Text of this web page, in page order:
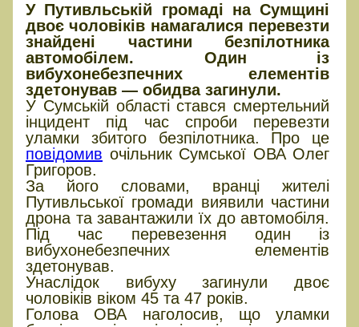
У Путивльській громаді на Сумщині
двоє чоловіків намагалися перевезти
знайдені частини безпілотника
автомобілем. Один із
вибухонебезпечних елементів
здетонував — обидва загинули.
У Сумській області стався смертельний
інцидент під час спроби перевезти
уламки збитого безпілотника. Про це
повідомив очільник Сумської ОВА Олег
Григоров.
За його словами, вранці жителі
Путивльської громади виявили частини
дрона та завантажили їх до автомобіля.
Під час перевезення один із
вибухонебезпечних елементів
здетонував.
Унаслідок вибуху загинули двоє
чоловіків віком 45 та 47 років.
Голова ОВА наголосив, що уламки